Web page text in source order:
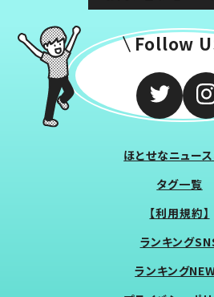
Follow
ほとせなニュー
タグ一覧
【利用規約】
ランキング
ランキング